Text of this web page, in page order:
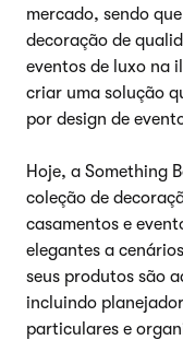
mercado, sendo
decoração de
eventos de luxo na
criar uma solução
por design de
Hoje, a Something
coleção de
casamentos e
elegantes a
seus produtos são
incluindo
particulares e